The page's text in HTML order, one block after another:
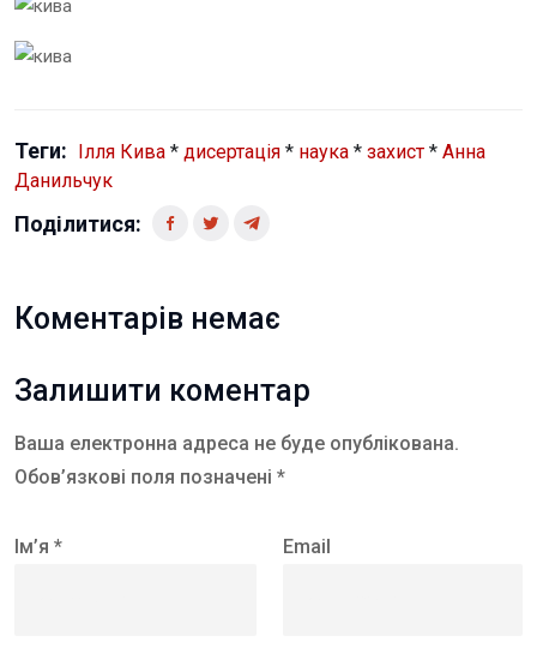
Теги: Ілля Кива * дисертація * наука * захист * Анна
Данильчук
Поділитися:
Коментарів немає
Залишити коментар
Ваша електронна адреса не буде опублікована.
Обов’язкові поля позначені *
Ім’я * Email